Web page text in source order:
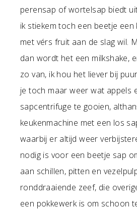
perensap of wortelsap biedt
ik stiekem toch een beetje een
met vérs fruit aan de slag wil.
dan wordt het een milkshake,
zo van, ik hou het liever bij
je toch maar weer wat appels
sapcentrifuge te gooien,
keukenmachine met een los
waarbij er altijd weer
nodig is voor een beetje sap
aan schillen, pitten en
ronddraaiende zeef, die
een pokkewerk is om schoon